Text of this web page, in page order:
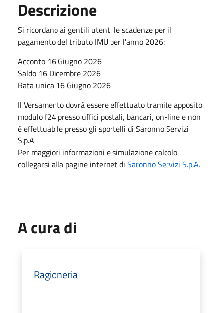
Descrizione
Si ricordano ai gentili utenti le scadenze per il
pagamento del tributo IMU per l'anno 2026:
Acconto 16 Giugno 2026
Saldo 16 Dicembre 2026
Rata unica 16 Giugno 2026
Il Versamento dovrà essere effettuato tramite apposito
modulo f24 presso uffici postali, bancari, on-line e non
è effettuabile presso gli sportelli di Saronno Servizi
S.p.A
Per maggiori informazioni e simulazione calcolo
collegarsi alla pagine internet di Saronno Servizi S.p.A.
A cura di
Ragioneria